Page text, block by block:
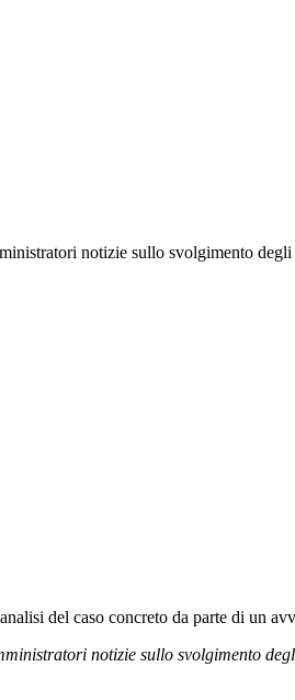
notizie sullo svolgimento
del caso concreto da parte di un
notizie sullo svolgimento